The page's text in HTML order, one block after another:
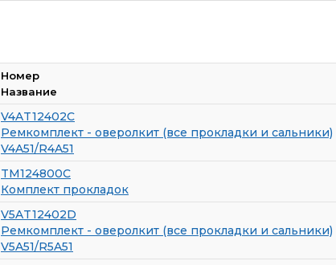
Номер
Название
V4AT12402C
Ремкомплект - оверолкит (все прокладки и сальники)
V4A51/R4A51
TM124800C
Комплект прокладок
V5AT12402D
Ремкомплект - оверолкит (все прокладки и сальники)
V5A51/R5A51